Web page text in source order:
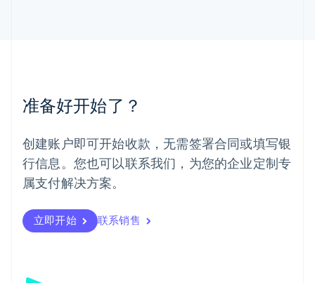
准备好开始了？
创建账户即可开始收款，无需签署合同或填写银
行信息。您也可以联系我们，为您的企业定制专
属支付解决方案。
立即开始 联系销售
挪威
葡萄牙
Português English
日本
日本語English
瑞典
瑞士
DeutschFrançais